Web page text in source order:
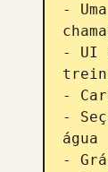
-
- UI
-
-
água
-